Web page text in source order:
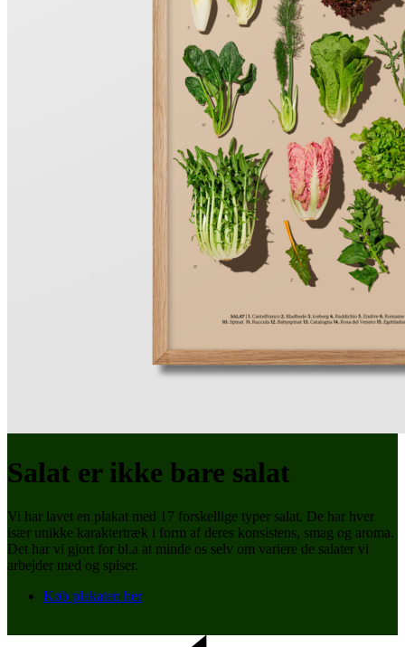
Salat er ikke bare salat
Vi har lavet en plakat med 17 forskellige typer salat. De har hver
især unikke karaktertræk i form af deres konsistens, smag og aroma.
Det har vi gjort for bl.a at minde os selv om variere de salater vi
arbejder med og spiser.
Køb plakaten her